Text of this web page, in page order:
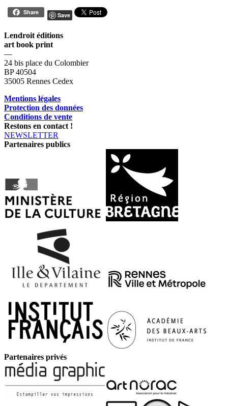
Share Save
Lendroit éditions
art book print
—
24 bis place du Colombier
BP 40504
35005 Rennes Cedex
Mentions légales
Protection des données
Conditions de vente
Restons en contact !
NEWSLETTER
Partenaires publics
Partenaires privés